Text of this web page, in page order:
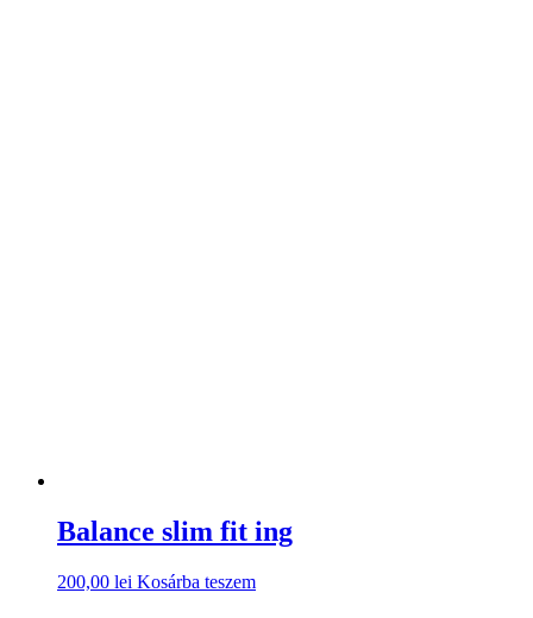
Balance slim fit ing
200,00 lei Kosárba teszem